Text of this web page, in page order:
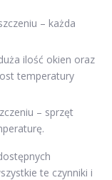
– każda
ilość okien oraz
temperatury
– sprzęt
te czynniki i